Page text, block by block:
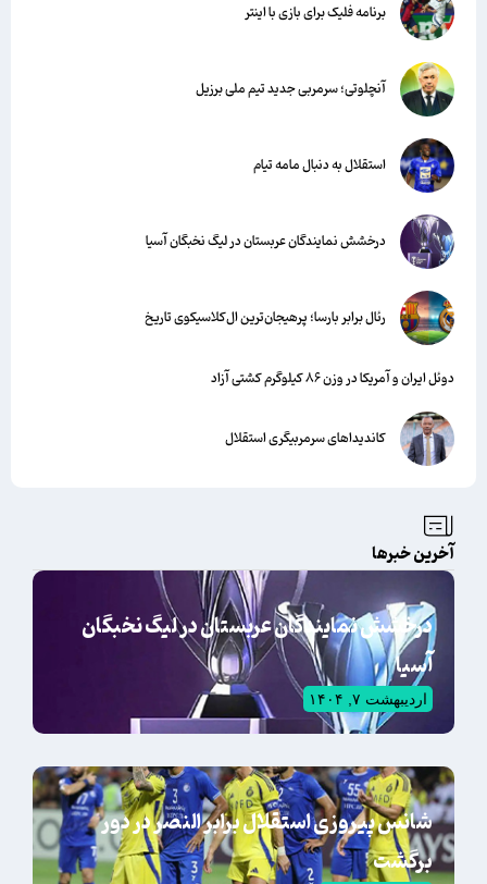
برنامه فلیک برای بازی با اینتر
آنچلوتی؛ سرمربی جدید تیم ملی برزیل
استقلال به دنبال مامه تیام
درخشش نمایندگان عربستان در لیگ نخبگان آسیا
رئال برابر بارسا؛ پرهیجان‌‌ترین ال‌کلاسیکوی تاریخ
دوئل ایران و آمریکا در وزن ۸۶ کیلوگرم کشتی آزاد
کاندیداهای سرمربیگری استقلال
آخرین خبرها
درخشش نمایندگان عربستان در لیگ نخبگان
آسیا
اردیبهشت ۷, ۱۴۰۴
شانس پیروزی استقلال برابر النصر در دور
برگشت